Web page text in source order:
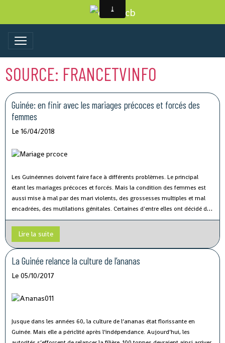
SOURCE: FRANCETVINFO
Guinée: en finir avec les mariages précoces et forcés des
femmes
Le 16/04/2018
Les Guinéennes doivent faire face à différents problèmes. Le principal
étant les mariages précoces et forcés. Mais la condition des femmes est
aussi mise à mal par des mari violents, des grossesses multiples et mal
encadrées, des mutilations génitales. Certaines d'entre elles ont décidé de
réagir et de s'organiser pour faire changer les choses.
Lire la suite
La Guinée relance la culture de l’ananas
Le 05/10/2017
Jusque dans les années 60, la culture de l’ananas état florissante en
Guinée. Mais elle a périclité après l’indépendance. Aujourd’hui, les